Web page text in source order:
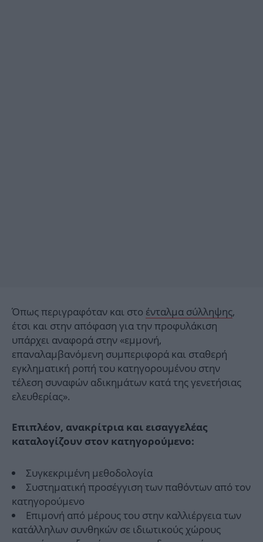
Όπως περιγραφόταν και στο ένταλμα σύλληψης,
έτσι και στην απόφαση για την προφυλάκιση
υπάρχει αναφορά στην «εμμονή,
επαναλαμβανόμενη συμπεριφορά και σταθερή
εγκληματική ροπή του κατηγορουμένου στην
τέλεση συναφών αδικημάτων κατά της γενετήσιας
ελευθερίας».
Επιπλέον, ανακρίτρια και εισαγγελέας
καταλογίζουν στον κατηγορούμενο:
Συγκεκριμένη μεθοδολογία
Συστηματική προσέγγιση των παθόντων από τον
κατηγορούμενο
Επιμονή από μέρους του στην καλλιέργεια των
κατάλληλων συνθηκών σε ιδιωτικούς χώρους